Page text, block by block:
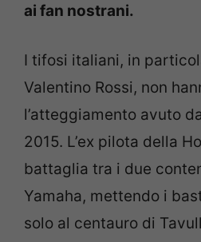
ai fan nostrani.
I tifosi italiani, in
Valentino Rossi, non
l’atteggiamento avuto
2015. L’ex pilota della
battaglia tra i due
Yamaha, mettendo i
solo al centauro di